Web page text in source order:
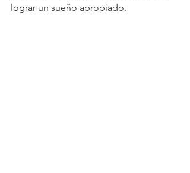
lograr un sueño apropiado.